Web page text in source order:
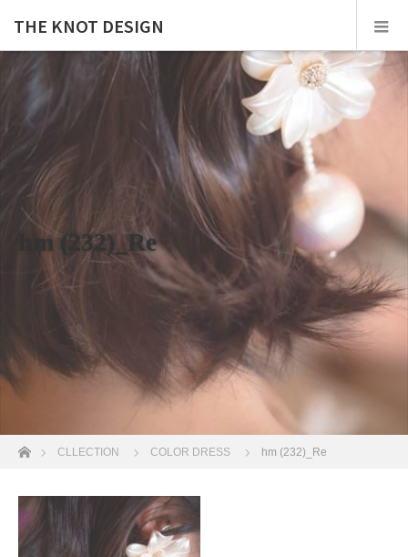
THE KNOT DESIGN
hm (232)_Re
ホームCLLECTION COLOR DRESS hm (232)_Re